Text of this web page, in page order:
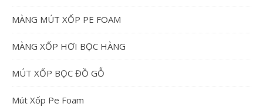
MÀNG MÚT XỐP PE FOAM
MÀNG XỐP HƠI BỌC HÀNG
MÚT XỐP BỌC ĐỒ GỖ
Mút Xốp Pe Foam